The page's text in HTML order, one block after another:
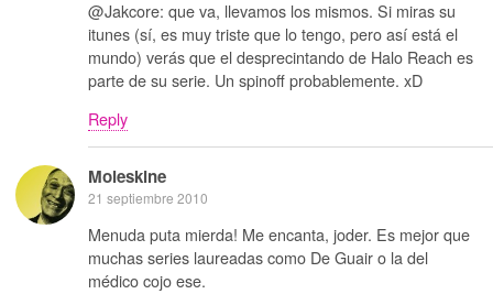
@Jakcore: que va, llevamos los mismos. Si miras su
itunes (sí, es muy triste que lo tengo, pero así está el
mundo) verás que el desprecintando de Halo Reach es
parte de su serie. Un spinoff probablemente. xD
Reply
Moleskine
21 septiembre 2010
Menuda puta mierda! Me encanta, joder. Es mejor que
muchas series laureadas como De Guair o la del
médico cojo ese.